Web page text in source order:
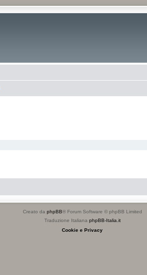
Creato da phpBB® Forum Software © phpBB Limited
Traduzione Italiana phpBB-Italia.it
Cookie e Privacy